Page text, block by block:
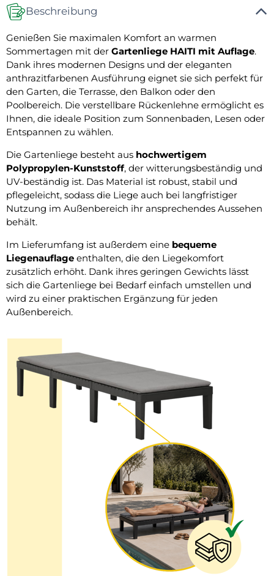
Beschreibung
Genießen Sie maximalen Komfort an warmen
Sommertagen mit der Gartenliege HAITI mit Auflage.
Dank ihres modernen Designs und der eleganten
anthrazitfarbenen Ausführung eignet sie sich perfekt für
den Garten, die Terrasse, den Balkon oder den
Poolbereich. Die verstellbare Rückenlehne ermöglicht es
Ihnen, die ideale Position zum Sonnenbaden, Lesen oder
Entspannen zu wählen.
Die Gartenliege besteht aus hochwertigem
Polypropylen-Kunststoff, der witterungsbeständig und
UV-beständig ist. Das Material ist robust, stabil und
pflegeleicht, sodass die Liege auch bei langfristiger
Nutzung im Außenbereich ihr ansprechendes Aussehen
behält.
Im Lieferumfang ist außerdem eine bequeme
Liegenauflage enthalten, die den Liegekomfort
zusätzlich erhöht. Dank ihres geringen Gewichts lässt
sich die Gartenliege bei Bedarf einfach umstellen und
wird zu einer praktischen Ergänzung für jeden
Außenbereich.